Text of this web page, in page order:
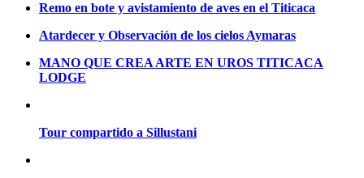
Remo en bote y avistamiento de aves en el Titicaca
Atardecer y Observación de los cielos Aymaras
MANO QUE CREA ARTE EN UROS TITICACA
LODGE
Tour compartido a Sillustani